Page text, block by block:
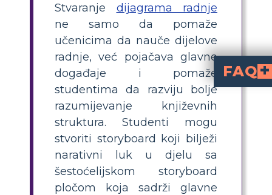
Stvaranje dijagrama radnje
ne samo da pomaže
učenicima da nauče dijelove
radnje, već pojačava glavne
događaje i pomaže
studentima da razviju bolje
razumijevanje književnih
struktura. Studenti mogu
stvoriti storyboard koji bilježi
narativni luk u djelu sa
šestoćelijskom storyboard
pločom koja sadrži glavne
FAQ